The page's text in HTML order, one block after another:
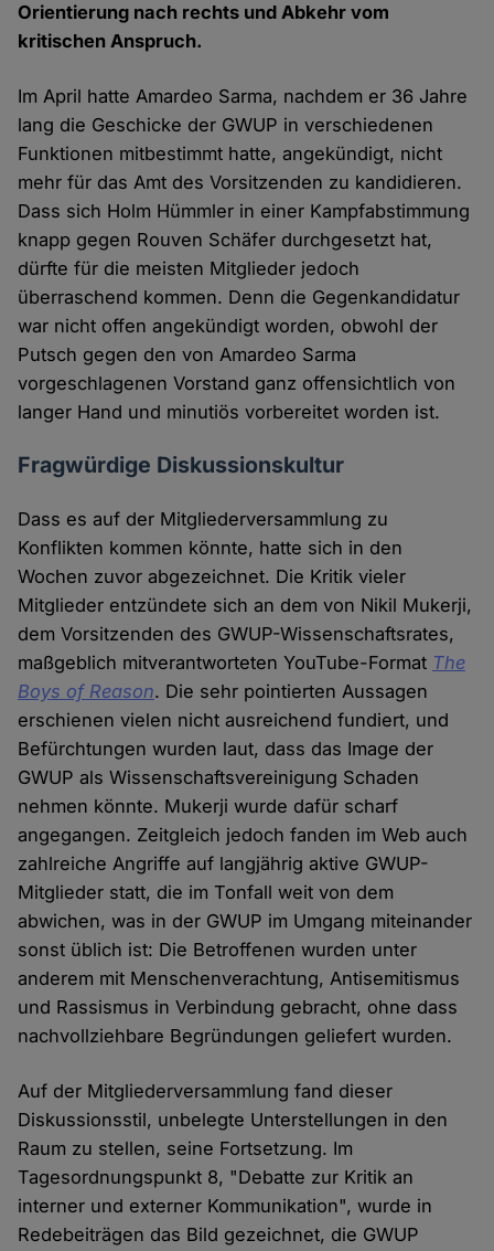
Orientierung nach rechts und Abkehr vom
kritischen Anspruch.
Im April hatte Amardeo Sarma, nachdem er 36 Jahre
lang die Geschicke der GWUP in verschiedenen
Funktionen mitbestimmt hatte, angekündigt, nicht
mehr für das Amt des Vorsitzenden zu kandidieren.
Dass sich Holm Hümmler in einer Kampfabstimmung
knapp gegen Rouven Schäfer durchgesetzt hat,
dürfte für die meisten Mitglieder jedoch
überraschend kommen. Denn die Gegenkandidatur
war nicht offen angekündigt worden, obwohl der
Putsch gegen den von Amardeo Sarma
vorgeschlagenen Vorstand ganz offensichtlich von
langer Hand und minutiös vorbereitet worden ist.
Fragwürdige Diskussionskultur
Dass es auf der Mitgliederversammlung zu
Konflikten kommen könnte, hatte sich in den
Wochen zuvor abgezeichnet. Die Kritik vieler
Mitglieder entzündete sich an dem von Nikil Mukerji,
dem Vorsitzenden des GWUP-Wissenschaftsrates,
maßgeblich mitverantworteten YouTube-Format The
Boys of Reason. Die sehr pointierten Aussagen
erschienen vielen nicht ausreichend fundiert, und
Befürchtungen wurden laut, dass das Image der
GWUP als Wissenschaftsvereinigung Schaden
nehmen könnte. Mukerji wurde dafür scharf
angegangen. Zeitgleich jedoch fanden im Web auch
zahlreiche Angriffe auf langjährig aktive GWUP-
Mitglieder statt, die im Tonfall weit von dem
abwichen, was in der GWUP im Umgang miteinander
sonst üblich ist: Die Betroffenen wurden unter
anderem mit Menschenverachtung, Antisemitismus
und Rassismus in Verbindung gebracht, ohne dass
nachvollziehbare Begründungen geliefert wurden.
Auf der Mitgliederversammlung fand dieser
Diskussionsstil, unbelegte Unterstellungen in den
Raum zu stellen, seine Fortsetzung. Im
Tagesordnungspunkt 8, "Debatte zur Kritik an
interner und externer Kommunikation", wurde in
Redebeiträgen das Bild gezeichnet, die GWUP